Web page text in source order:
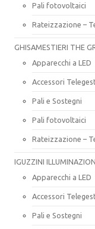
Pali fotovoltaici
Rateizzazione –
GHISAMESTIERI THE
Apparecchi a LED
Accessori
Pali e Sostegni
Pali fotovoltaici
Rateizzazione –
IGUZZINI
Apparecchi a LED
Accessori
Pali e Sostegni